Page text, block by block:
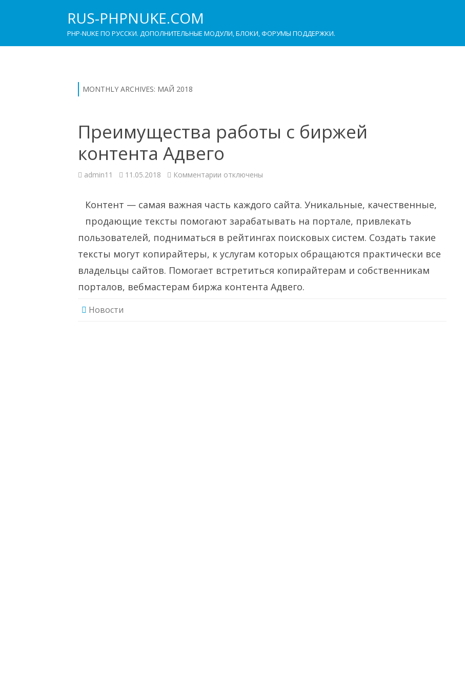
RUS-PHPNUKE.COM
PHP-NUKE ПО РУССКИ. ДОПОЛНИТЕЛЬНЫЕ МОДУЛИ, БЛОКИ, ФОРУМЫ ПОДДЕРЖКИ.
MONTHLY ARCHIVES: МАЙ 2018
Преимущества работы с биржей
контента Адвего
admin11 11.05.2018 Комментарии к
с
биржей
контента
Адвего
отключены
Контент — самая важная часть каждого сайта. Уникальные, качественные,
продающие тексты помогают зарабатывать на портале, привлекать
пользователей, подниматься в рейтингах поисковых систем. Создать такие
тексты могут копирайтеры, к услугам которых обращаются практически все
владельцы сайтов. Помогает встретиться копирайтерам и собственникам
порталов, вебмастерам биржа контента Адвего.
Новости